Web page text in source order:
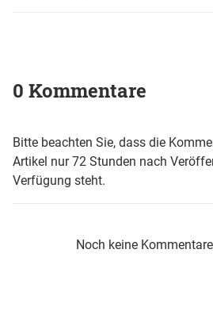
0 Kommentare
Bitte beachten Sie, dass die
Artikel nur 72 Stunden nach
Verfügung steht.
Noch keine